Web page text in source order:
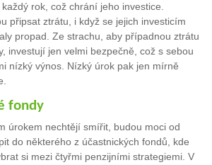
rok, což chrání jeho investice.
připsat ztrátu, i když se jejich investicím
propad. Ze strachu, aby případnou ztrátu
investují jen velmi bezpečně, což s sebou
nízký výnos. Nízký úrok pak jen mírně
fondy
úrokem nechtějí smířit, budou moci od
do některého z účastnických fondů, kde
si mezi čtyřmi penzijními strategiemi. V